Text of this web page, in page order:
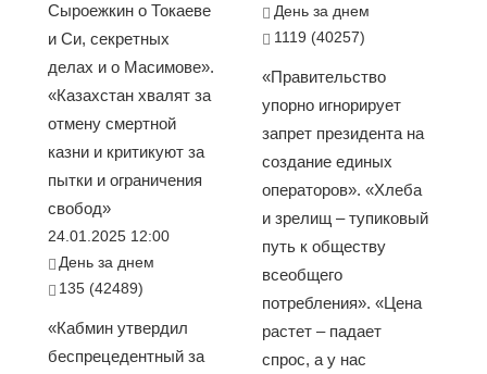
Сыроежкин о Токаеве
и Си, секретных
делах и о Масимове».
«Казахстан хвалят за
отмену смертной
казни и критикуют за
пытки и ограничения
свобод»
24.01.2025 12:00
День за днем
135 (42489)
«Кабмин утвердил
беспрецедентный за
День за днем
1119 (40257)
«Правительство
упорно игнорирует
запрет президента на
создание единых
операторов». «Хлеба
и зрелищ – тупиковый
путь к обществу
всеобщего
потребления». «Цена
растет – падает
спрос, а у нас